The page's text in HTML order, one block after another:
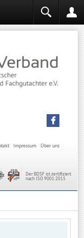
Über uns
Impressum
Der BDSF ist zertifiziert
nach ISO 9001:2015